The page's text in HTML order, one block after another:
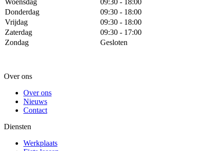
Donderdag
09:30 - 18:00
Vrijdag
09:30 - 18:00
Zaterdag
09:30 - 17:00
Zondag
Gesloten
Over ons
Over ons
Nieuws
Contact
Diensten
Werkplaats